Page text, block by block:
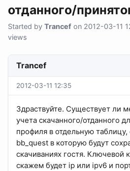
отданного/
Started by Trancef on 2012-03-11
views
Trancef
2012-03-11 12:35
Здраствуйте. Существует ли
учета скачанного/отданного
профиля в отдельную
bb_quest в которую будут
скачиваниях гостя. Ключевой
скажем будет ip или ipv6 и